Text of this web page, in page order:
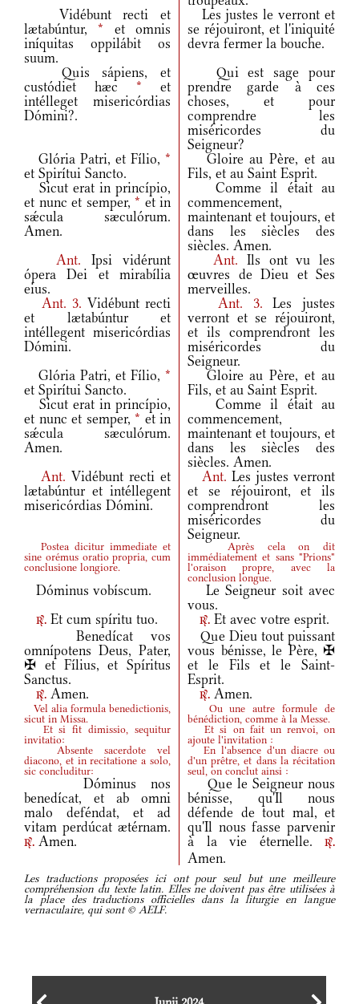
Vidébunt recti et
lætabúntur,* et omnis
iníquitas oppilábit os
suum.
Les justes le verront et
se réjouiront, et l'iniquité
devra fermer la bouche.
Quis sápiens, et
custódiet hæc * et
intélleget misericórdias
Dómini?.
Qui est sage pour
prendre garde à ces
choses, et pour
comprendre les
miséricordes du
Seigneur?
Glória Patri, et Fílio, *
et Spirítui Sancto.
Gloire au Père, et au
Fils, et au Saint Esprit.
Sicut erat in princípio,
et nunc et semper, * et in
sǽcula sæculórum.
Amen.
Comme il était au
commencement,
maintenant et toujours, et
dans les siècles des
siècles. Amen.
Ant. Ipsi vidérunt
ópera Dei et mirabília
eius.
Ant. Ils ont vu les
œuvres de Dieu et Ses
merveilles.
Ant. 3. Vidébunt recti
et lætabúntur et
intéllegent misericórdias
Dómini.
Ant. 3. Les justes
verront et se réjouiront,
et ils comprendront les
miséricordes du
Seigneur.
Glória Patri, et Fílio, *
et Spirítui Sancto.
Gloire au Père, et au
Fils, et au Saint Esprit.
Sicut erat in princípio,
et nunc et semper, * et in
sǽcula sæculórum.
Amen.
Comme il était au
commencement,
maintenant et toujours, et
dans les siècles des
siècles. Amen.
Ant. Vidébunt recti et
lætabúntur et intéllegent
misericórdias Dómini.
Ant. Les justes verront
et se réjouiront, et ils
comprendront les
miséricordes du
Seigneur.
Postea dicitur immediate et
sine orémus oratio propria, cum
conclusione longiore.
Après cela on dit
immédiatement et sans "Prions"
l'oraison propre, avec la
conclusion longue.
Dóminus vobíscum.
Le Seigneur soit avec
vous.
r. Et cum spíritu tuo. r. Et avec votre esprit.
Benedícat vos
omnípotens Deus, Pater,
✠ et Fílius, et Spíritus
Sanctus.
Que Dieu tout puissant
vous bénisse, le Père, ✠
et le Fils et le Saint-
Esprit.
r. Amen. r. Amen.
Vel alia formula benedictionis,
sicut in Missa.
Ou une autre formule de
bénédiction, comme à la Messe.
Et si fit dimissio, sequitur
invitatio:
Et si on fait un renvoi, on
ajoute l'invitation :
Absente sacerdote vel
diacono, et in recitatione a solo,
sic concluditur:
En l'absence d'un diacre ou
d'un prêtre, et dans la récitation
seul, on conclut ainsi :
Dóminus nos
benedícat, et ab omni
malo deféndat, et ad
vitam perdúcat ætérnam.
r. Amen.
Que le Seigneur nous
bénisse, qu'Il nous
défende de tout mal, et
qu'Il nous fasse parvenir
à la vie éternelle.
r.
Amen.
Les traductions proposées ici ont pour seul but une meilleure
compréhension du texte latin. Elles ne doivent pas être utilisées à
la place des traductions officielles dans la liturgie en langue
vernaculaire, qui sont © AELF.